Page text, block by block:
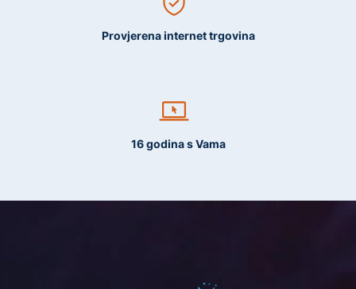
Provjerena internet trgovina
16 godina s Vama